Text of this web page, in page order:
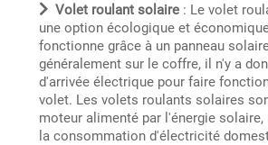
Volet roulant solaire : Le volet
une option écologique et
fonctionne grâce à un panneau
généralement sur le coffre, il n'y a
d'arrivée électrique pour faire
volet. Les volets roulants solaires
moteur alimenté par l'énergie
la consommation d'électricité